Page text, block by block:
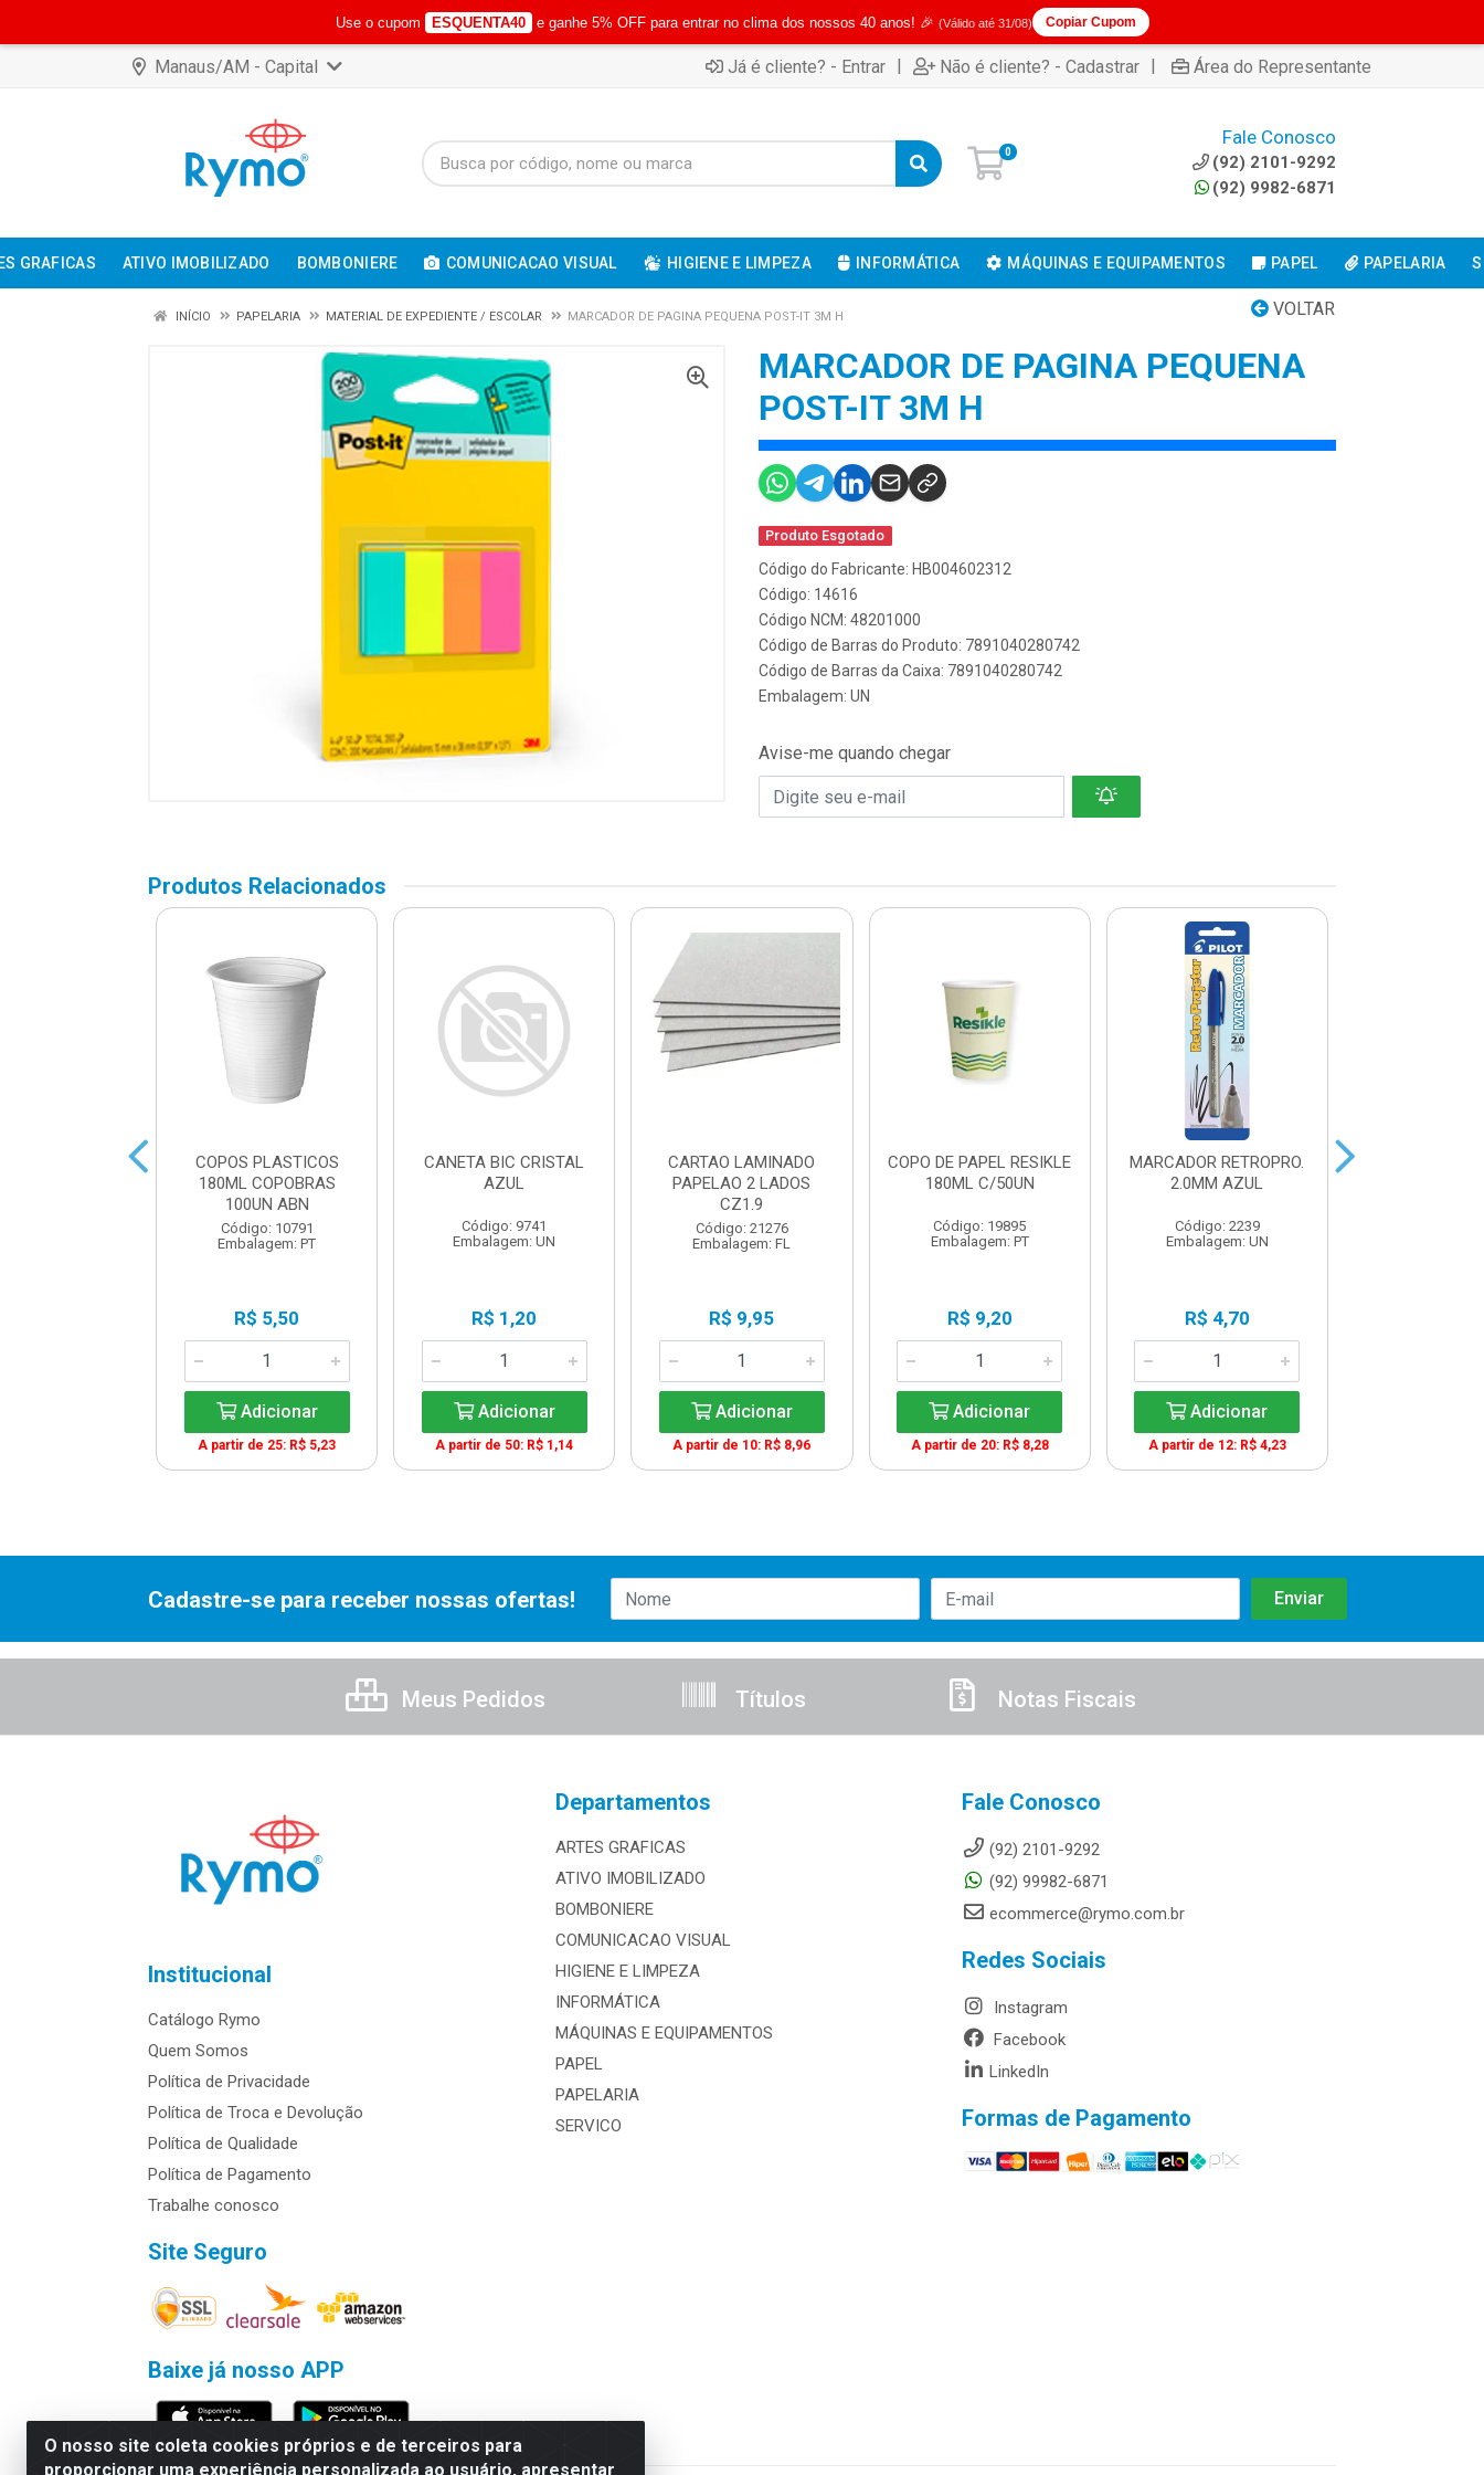
Manaus/AM - Capital Já é cliente? - Entrar | Não é cliente? - Cadastrar | Área do Representante
0
Fale Conosco
(92) 2101-9292
(92) 9982-6871
GRAFICAS ATIVO IMOBILIZADO BOMBONIERE COMUNICACAO VISUAL HIGIENE E LIMPEZA INFORMÁTICA MÁQUINAS E EQUIPAMENTOS PAPEL PAPELARIA
VOLTAR
INÍCIO PAPELARIA MATERIAL DE EXPEDIENTE / ESCOLAR MARCADOR DE PAGINA PEQUENA POST-IT 3M H
MARCADOR DE PAGINA PEQUENA
POST-IT 3M H
Produto Esgotado
Código do Fabricante: HB004602312
Código: 14616
Código NCM: 48201000
Código de Barras do Produto: 7891040280742
Código de Barras da Caixa: 7891040280742
Embalagem: UN
Avise-me quando chegar
Produtos Relacionados
COPOS PLASTICOS
180ML COPOBRAS
100UN ABN
Código: 10791
Embalagem: PT
R$ 5,50
Adicionar
A partir de 25: R$ 5,23
CANETA BIC CRISTAL
AZUL
Código: 9741
Embalagem: UN
R$ 1,20
Adicionar
A partir de 50: R$ 1,14
CARTAO LAMINADO
PAPELAO 2 LADOS
CZ1.9
Código: 21276
Embalagem: FL
R$ 9,95
Adicionar
A partir de 10: R$ 8,96
COPO DE PAPEL RESIKLE
180ML C/50UN
Código: 19895
Embalagem: PT
R$ 9,20
Adicionar
A partir de 20: R$ 8,28
MARCADOR RETROPRO.
2.0MM AZUL
Código: 2239
Embalagem: UN
R$ 4,70
Adicionar
A partir de 12: R$ 4,23
O nosso site coleta cookies próprios e de terceiros para
proporcionar uma experiência personalizada ao usuário, apresentar
Cadastre-se para receber nossas ofertas!
Meus Pedidos Títulos Notas Fiscais
Institucional
Catálogo Rymo
Quem Somos
Política de Privacidade
Política de Troca e Devolução
Política de Qualidade
Política de Pagamento
Trabalhe conosco
Site Seguro
Baixe já nosso APP
Departamentos
ARTES GRAFICAS
ATIVO IMOBILIZADO
BOMBONIERE
COMUNICACAO VISUAL
HIGIENE E LIMPEZA
INFORMÁTICA
MÁQUINAS E EQUIPAMENTOS
PAPEL
PAPELARIA
SERVICO
Fale Conosco
(92) 2101-9292
(92) 99982-6871
ecommerce@rymo.com.br
Redes Sociais
Instagram
Facebook
LinkedIn
Formas de Pagamento
Use o cupom ESQUENTA40 e ganhe 5% OFF para entrar no clima dos nossos 40 anos! 🎉 (Válido até 31/08) Copiar Cupom